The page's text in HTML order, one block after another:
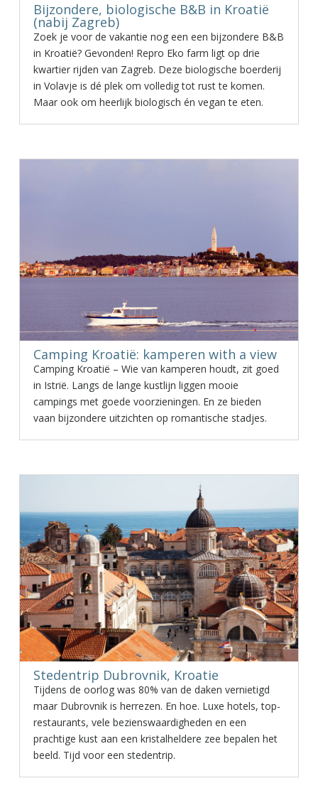
Bijzondere, biologische B&B in Kroatië
(nabij Zagreb)
Zoek je voor de vakantie nog een een bijzondere B&B
in Kroatië? Gevonden! Repro Eko farm ligt op drie
kwartier rijden van Zagreb. Deze biologische boerderij
in Volavje is dé plek om volledig tot rust te komen.
Maar ook om heerlijk biologisch én vegan te eten.
Camping Kroatië: kamperen with a view
Camping Kroatië – Wie van kamperen houdt, zit goed
in Istrië. Langs de lange kustlijn liggen mooie
campings met goede voorzieningen. En ze bieden
vaan bijzondere uitzichten op romantische stadjes.
Stedentrip Dubrovnik, Kroatie
Tijdens de oorlog was 80% van de daken vernietigd
maar Dubrovnik is herrezen. En hoe. Luxe hotels, top-
restaurants, vele bezienswaardigheden en een
prachtige kust aan een kristalheldere zee bepalen het
beeld. Tijd voor een stedentrip.